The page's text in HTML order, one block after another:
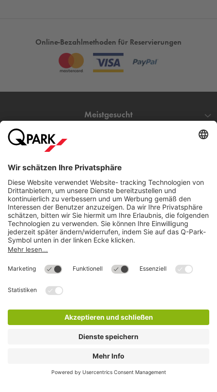
Online-Bezahlmethoden für Reservierungen
Meistgesucht
Hilfe
Direkt zum
Download
Cookie Informationen
Q-ParkDeutschland (2018)
Compliance
Datenschutzerklärung